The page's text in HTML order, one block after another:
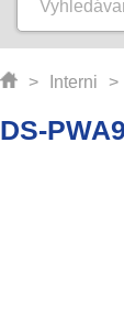
> Interni >
DS-